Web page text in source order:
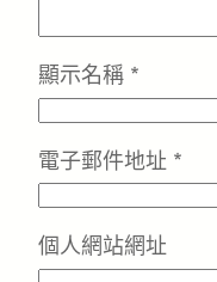
顯示名稱 *
電子郵件地址 *
個人網站網址